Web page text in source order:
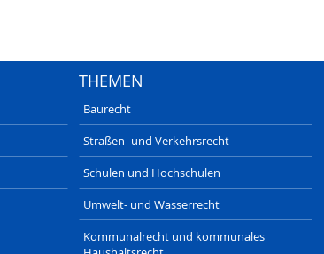
THEMEN
Baurecht
Straßen- und Verkehrsrecht
Schulen und Hochschulen
Umwelt- und Wasserrecht
Kommunalrecht und kommunales